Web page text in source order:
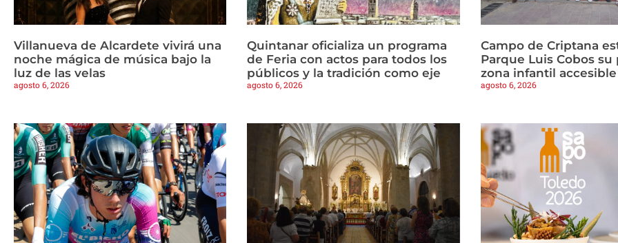
Villanueva de Alcardete vivirá una
noche mágica de música bajo la
luz de las velas
agosto 6, 2026
Quintanar oficializa un programa
de Feria con actos para todos los
públicos y la tradición como eje
agosto 6, 2026
Campo de Criptana
Parque Luis Cobos su
zona infantil
agosto 6, 2026